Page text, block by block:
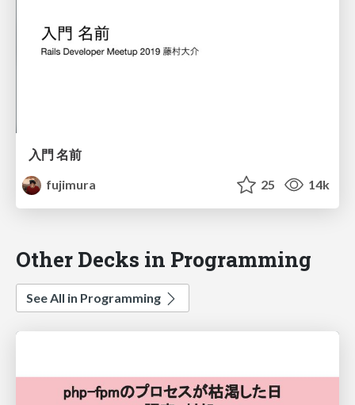
入門 名前
fujimura
25 14k
Other Decks in Programming
See All in Programming